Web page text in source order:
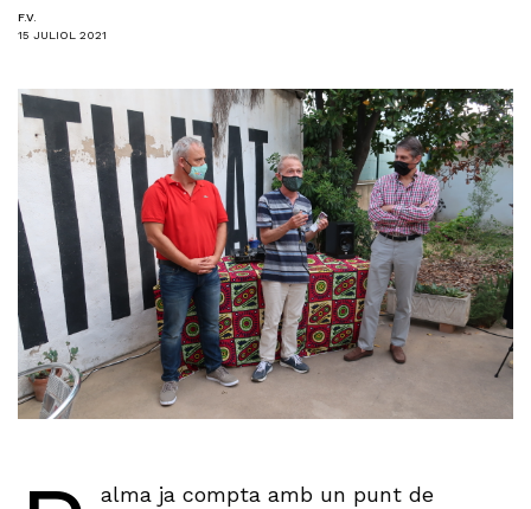
F.V.
15 JULIOL 2021
alma ja compta amb un punt de